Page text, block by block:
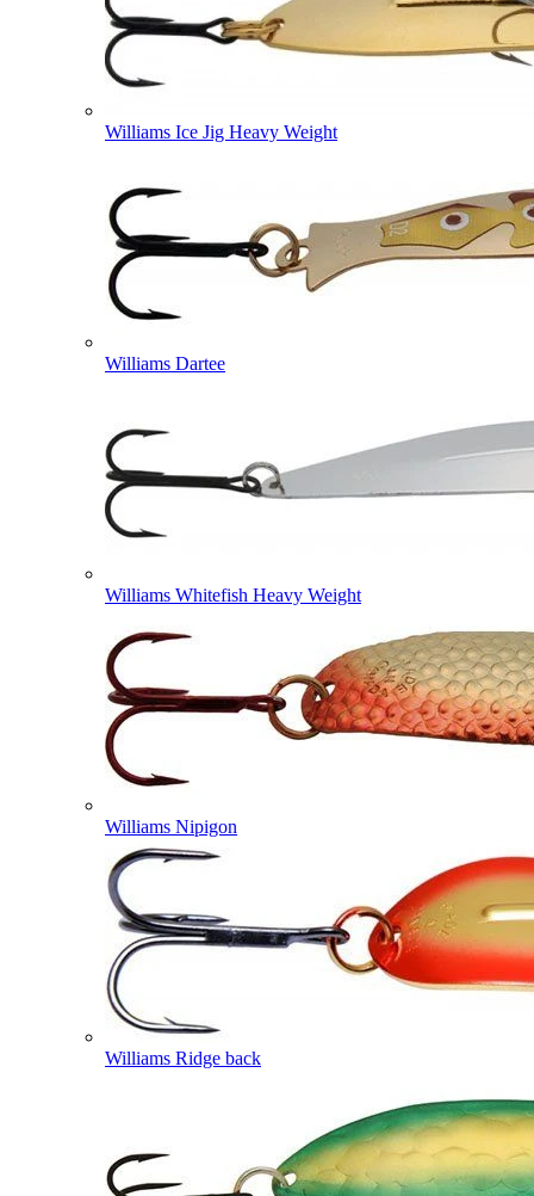
Williams Ice Jig Heavy Weight
Williams Dartee
Williams Whitefish Heavy Weight
Williams Nipigon
Williams Ridge back